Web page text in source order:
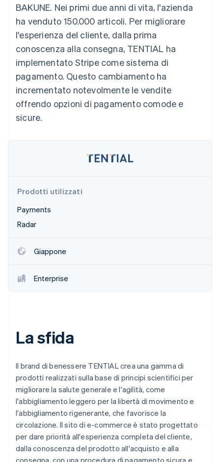
Scopri cosa ti aspetta
Radar
Prevenzione delle frodi
Atlas
Costituzione di start-up
Climate
Rimozione del carbonio
Identity
Verifica online dell'identità
Stripe Sessions 2026
Ecosistema
Partner
Stripe App Marketplace
BAKUNE. Nei primi due anni di vita, l'azienda
ha venduto 150.000 articoli. Per migliorare
l'esperienza del cliente, dalla prima
conoscenza alla consegna, TENTIAL ha
implementato Stripe come sistema di
pagamento. Questo cambiamento ha
incrementato notevolmente le vendite
offrendo opzioni di pagamento comode e
sicure.
Prodotti utilizzati
Payments
Radar
Giappone
Enterprise
La sfida
Il brand di benessere TENTIAL crea una gamma di
prodotti realizzati sulla base di principi scientifici per
migliorare la salute generale e l'agilità, come
l'abbigliamento leggero per la libertà di movimento e
l'abbigliamento rigenerante, che favorisce la
circolazione. Il sito di e-commerce è stato progettato
per dare priorità all'esperienza completa del cliente,
dalla conoscenza del prodotto all'acquisto e alla
consegna, con una procedura di pagamento sicura e